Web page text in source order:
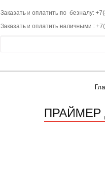
Заказать и оплатить по безналу:
Заказать и оплатить наличными :
ПРАЙМЕР